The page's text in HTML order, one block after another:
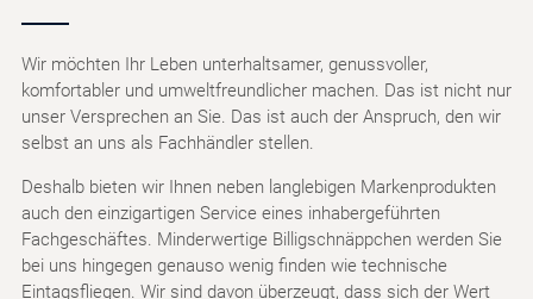
Wir möchten Ihr Leben unterhaltsamer, genussvoller,
komfortabler und umweltfreundlicher machen. Das ist nicht nur
unser Versprechen an Sie. Das ist auch der Anspruch, den wir
selbst an uns als Fachhändler stellen.
Deshalb bieten wir Ihnen neben langlebigen Markenprodukten
auch den einzigartigen Service eines inhabergeführten
Fachgeschäftes. Minderwertige Billigschnäppchen werden Sie
bei uns hingegen genauso wenig finden wie technische
Eintagsfliegen. Wir sind davon überzeugt, dass sich der Wert